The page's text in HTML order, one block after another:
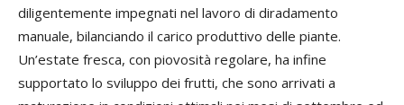
diligentemente impegnati nel lavoro di diradamento
manuale, bilanciando il carico produttivo delle piante.
Un’estate fresca, con piovosità regolare, ha infine
supportato lo sviluppo dei frutti, che sono arrivati a